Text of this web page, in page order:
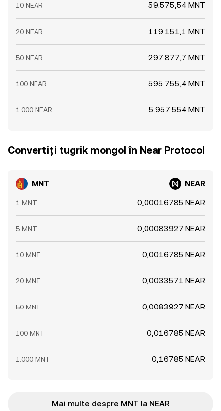
10 NEAR 59.575,54 MNT
20 NEAR 119.151,1 MNT
50 NEAR 297.877,7 MNT
100 NEAR 595.755,4 MNT
1.000 NEAR 5.957.554 MNT
Convertiți tugrik mongol în Near Protocol
MNT NEAR
1 MNT 0,00016785 NEAR
5 MNT 0,00083927 NEAR
10 MNT 0,0016785 NEAR
20 MNT 0,0033571 NEAR
50 MNT 0,0083927 NEAR
100 MNT 0,016785 NEAR
1.000 MNT 0,16785 NEAR
Mai multe despre MNT la NEAR